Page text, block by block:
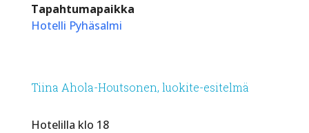
Tapahtumapaikka
Hotelli Pyhäsalmi
Tiina Ahola-Houtsonen, luokite-esitelmä
Hotelilla klo 18